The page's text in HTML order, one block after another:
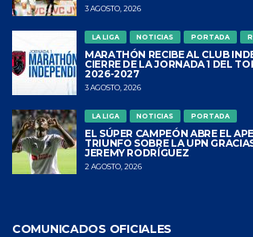
3 AGOSTO, 2026
LA LIGA NOTICIAS PORTADA
MARATHÓN RECIBE AL CLUB
CIERRE DE LA JORNADA 1 DEL
2026-2027
3 AGOSTO, 2026
LA LIGA NOTICIAS PORTADA
EL SÚPER CAMPEÓN ABRE EL
TRIUNFO SOBRE LA UPN
JEREMY RODRÍGUEZ
2 AGOSTO, 2026
COMUNICADOS OFICIALES